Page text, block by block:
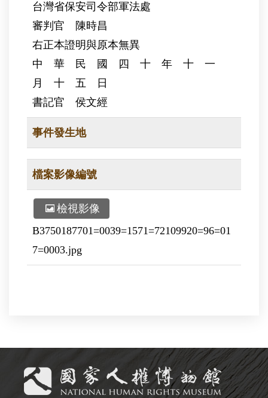
台灣省保安司令部軍法處
審判官 陳時昌
右正本證明與原本無異
中 華 民 國 四 十 年 十 一
月 十 五 日
書記官 侯文經
事件發生地
檔案影像編號
檢視影像
B3750187701=0039=1571=72109920=96=01
7=0003.jpg